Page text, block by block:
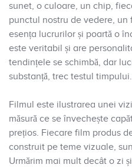
sunet, o culoare, un chip,
punctul nostru de vedere,
esența lucrurilor și poartă o
este veritabil și are
tendințele se schimbă, dar
substanță, trec testul timpului.
Filmul este ilustrarea unei
măsură ce se învechește
prețios. Fiecare film produs
construit pe teme vizuale,
Urmărim mai mult decât o zi